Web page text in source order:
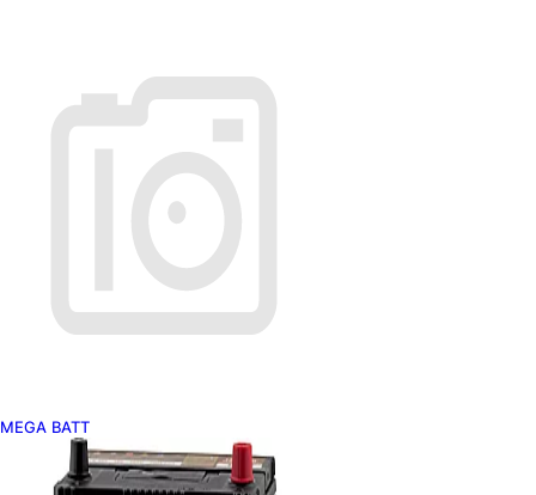
MEGA BATT